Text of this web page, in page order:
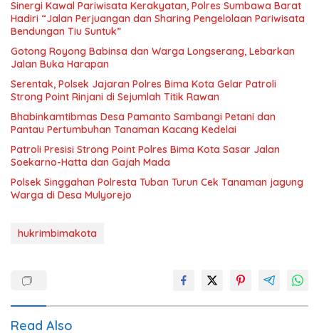
Sinergi Kawal Pariwisata Kerakyatan, Polres Sumbawa Barat
Hadiri “Jalan Perjuangan dan Sharing Pengelolaan Pariwisata
Bendungan Tiu Suntuk”
Gotong Royong Babinsa dan Warga Longserang, Lebarkan
Jalan Buka Harapan
Serentak, Polsek Jajaran Polres Bima Kota Gelar Patroli
Strong Point Rinjani di Sejumlah Titik Rawan
Bhabinkamtibmas Desa Pamanto Sambangi Petani dan
Pantau Pertumbuhan Tanaman Kacang Kedelai
Patroli Presisi Strong Point Polres Bima Kota Sasar Jalan
Soekarno-Hatta dan Gajah Mada
Polsek Singgahan Polresta Tuban Turun Cek Tanaman jagung
Warga di Desa Mulyorejo
hukrimbimakota
Read Also